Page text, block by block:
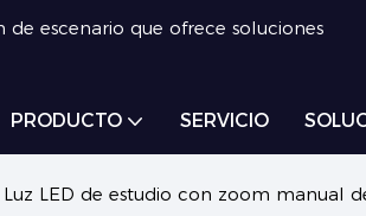
escenario que ofrece soluciones
PRODUCTO SERVICIO
Luz LED de estudio con zoom manual